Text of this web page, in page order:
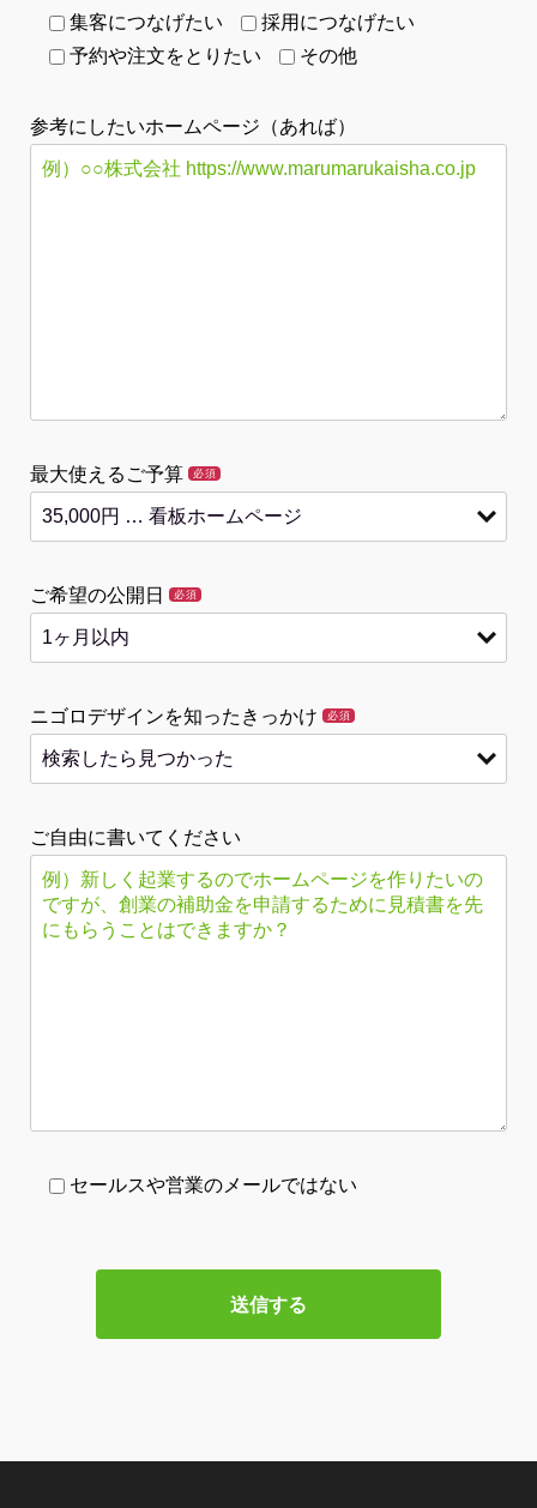
集客につなげたい
採用につなげたい
予約や注文をとりたい
その他
参考にしたいホームページ（あれば）
最大使えるご予算 必須
ご希望の公開日 必須
ニゴロデザインを知ったきっかけ 必須
ご自由に書いてください
セールスや営業のメールではない